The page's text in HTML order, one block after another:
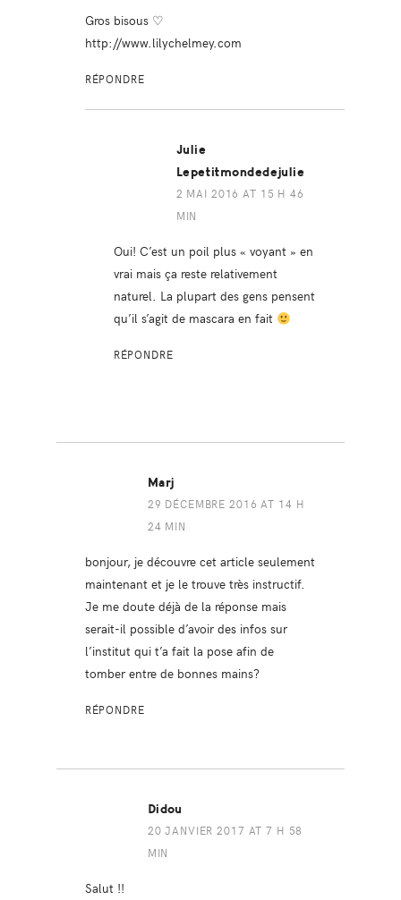
Gros bisous ♡
http://www.lilychelmey.com
RÉPONDRE
Julie
Lepetitmondedejulie
2 MAI 2016 AT 15 H 46
MIN
Oui! C’est un poil plus « voyant » en
vrai mais ça reste relativement
naturel. La plupart des gens pensent
qu’il s’agit de mascara en fait
RÉPONDRE
Marj
29 DÉCEMBRE 2016 AT 14 H
24 MIN
bonjour, je découvre cet article seulement
maintenant et je le trouve très instructif.
Je me doute déjà de la réponse mais
serait-il possible d’avoir des infos sur
l’institut qui t’a fait la pose afin de
tomber entre de bonnes mains?
RÉPONDRE
Didou
20 JANVIER 2017 AT 7 H 58
MIN
Salut !!